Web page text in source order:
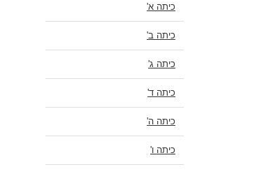
כיתה א'
כיתה ב'
כיתה ג'
כיתה ד'
כיתה ה'
כיתה ו'